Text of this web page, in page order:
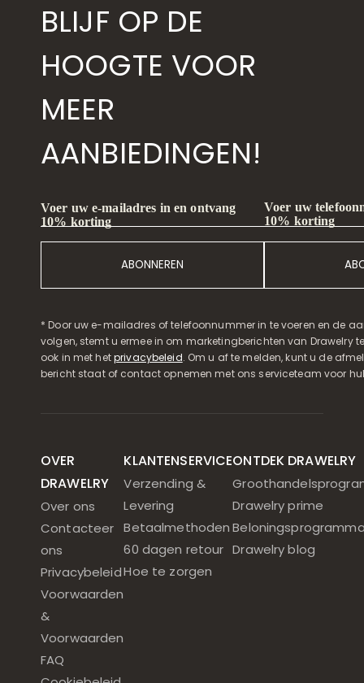
BLIJF OP DE
HOOGTE VOOR
MEER
AANBIEDINGEN!
Voer uw e-mailadres in en ontvang
10% korting
ABONNEREN
Voer uw
10% korting
* Door uw e-mailadres of telefoonnummer in te voeren en de
volgen, stemt u ermee in om marketingberichten van Drawelry
ook in met hetprivacybeleid. Om u af te melden, kunt u de
bericht staat of contact opnemen met ons serviceteam voor
OVER
DRAWELRY
Over ons
Contacteer
ons
Privacybeleid
Voorwaarden
&
Voorwaarden
FAQ
KLANTENSERVICE
Verzending &
Levering
Betaalmethoden
60 dagen retour
Hoe te zorgen
ONTDEK DRAWELRY
Drawelry prime
Drawelry blog